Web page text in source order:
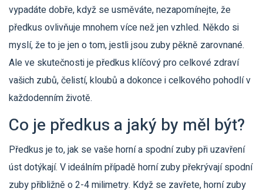
vypadáte dobře, když se usměváte, nezapomínejte, že
předkus ovlivňuje mnohem více než jen vzhled. Někdo si
myslí, že to je jen o tom, jestli jsou zuby pěkně zarovnané.
Ale ve skutečnosti je předkus klíčový pro celkové zdraví
vašich zubů, čelistí, kloubů a dokonce i celkového pohodlí v
každodenním životě.
Co je předkus a jaký by měl být?
Předkus je to, jak se vaše horní a spodní zuby při uzavření
úst dotýkají. V ideálním případě horní zuby překrývají spodní
zuby přibližně o 2-4 milimetry. Když se zavřete, horní zuby